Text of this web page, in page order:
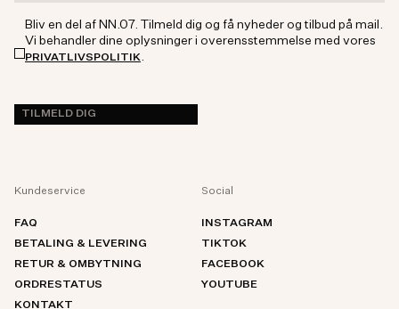
Bliv en del af NN.07. Tilmeld dig og få nyheder og tilbud på mail.
Vi behandler dine oplysninger i overensstemmelse med vores
PRIVATLIVSPOLITIK
TILMELD DIG
Kundeservice
FAQ
BETALING & LEVERING
RETUR & OMBYTNING
ORDRESTATUS
KONTAKT
Social
INSTAGRAM
TIKTOK
FACEBOOK
YOUTUBE